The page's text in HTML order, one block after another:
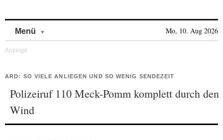
Menü Mo, 10. Aug 2026
ARD: SO VIELE ANLIEGEN UND SO WENIG SENDEZEIT
Polizeiruf 110 Meck-Pomm komplett durch den
Wind